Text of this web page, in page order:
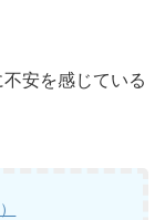
安を感じている